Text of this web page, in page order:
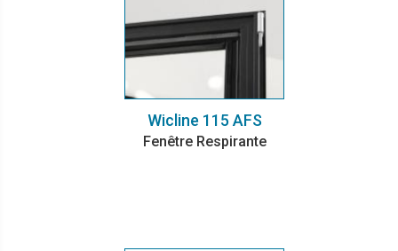
Wicline 115 AFS
Fenêtre Respirante